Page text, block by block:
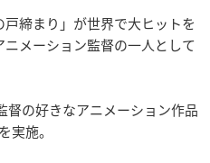
締まり」が世界で大ヒットを
メーション監督の一人として
督の好きなアニメーション作品
実施。